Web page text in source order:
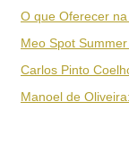
O que Oferecer
Meo Spot
Carlos Pinto
Manoel de